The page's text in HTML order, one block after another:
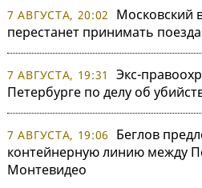
7 АВГУСТА, 20:02
Московский
перестанет принимать поезда
7 АВГУСТА, 19:31
Экс-
Петербурге по делу об
7 АВГУСТА, 19:06
Беглов
контейнерную линию между
Монтевидео